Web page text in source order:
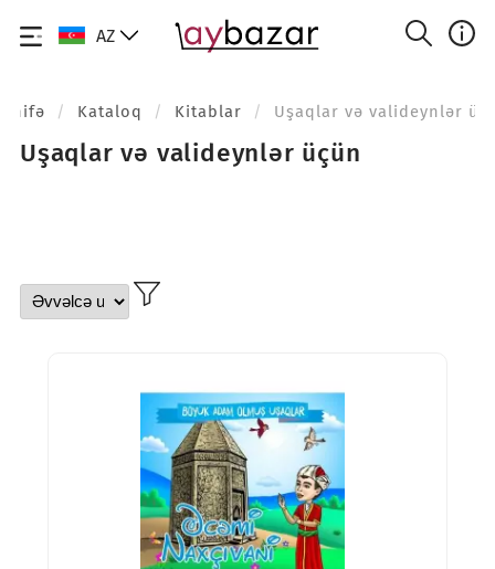
AZ
/ Kataloq / Kitablar / Uşaqlar və valideynlər
Uşaqlar və valideynlər üçün